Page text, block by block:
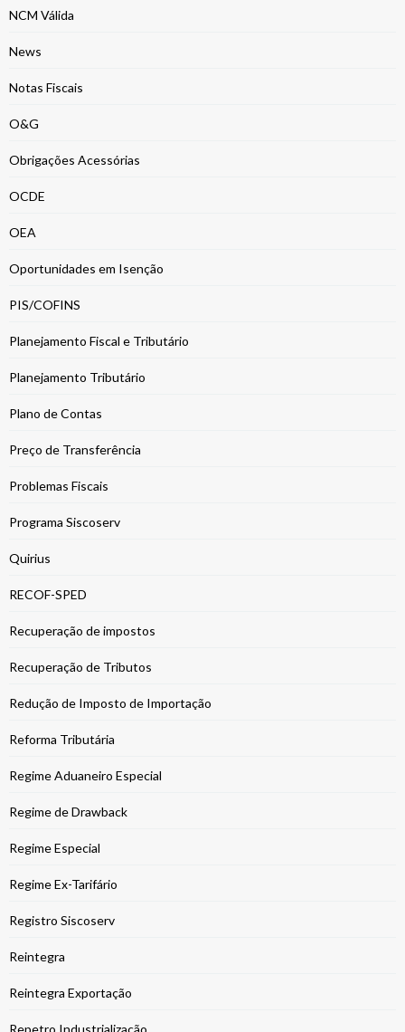
NCM Válida
News
Notas Fiscais
O&G
Obrigações Acessórias
OCDE
OEA
Oportunidades em Isenção
PIS/COFINS
Planejamento Fiscal e Tributário
Planejamento Tributário
Plano de Contas
Preço de Transferência
Problemas Fiscais
Programa Siscoserv
Quirius
RECOF-SPED
Recuperação de impostos
Recuperação de Tributos
Redução de Imposto de Importação
Reforma Tributária
Regime Aduaneiro Especial
Regime de Drawback
Regime Especial
Regime Ex-Tarifário
Registro Siscoserv
Reintegra
Reintegra Exportação
Repetro Industrialização